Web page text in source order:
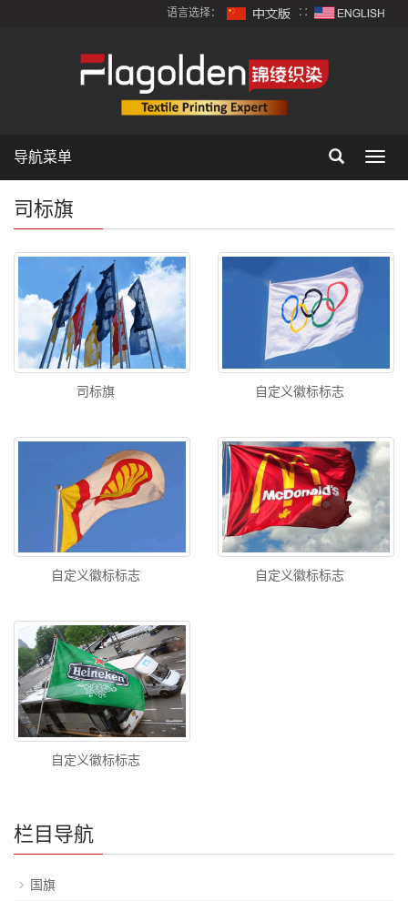
语言选择： ∷
导航菜单
司标旗
司标旗 自定义徽标标志
自定义徽标标志 自定义徽标标志
自定义徽标标志
栏目导航
国旗